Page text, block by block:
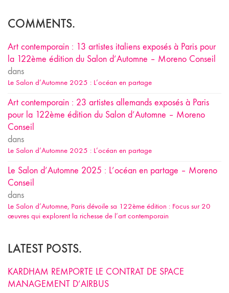
COMMENTS.
Art contemporain : 13 artistes italiens exposés à Paris pour
la 122ème édition du Salon d’Automne – Moreno Conseil
dans
Le Salon d’Automne 2025 : L’océan en partage
Art contemporain : 23 artistes allemands exposés à Paris
pour la 122ème édition du Salon d’Automne – Moreno
Conseil
dans
Le Salon d’Automne 2025 : L’océan en partage
Le Salon d’Automne 2025 : L’océan en partage – Moreno
Conseil
dans
Le Salon d’Automne, Paris dévoile sa 122ème édition : Focus sur 20
œuvres qui explorent la richesse de l’art contemporain
LATEST POSTS.
KARDHAM REMPORTE LE CONTRAT DE SPACE
MANAGEMENT D’AIRBUS